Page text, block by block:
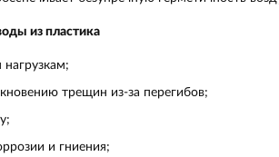
из пластика
нагрузкам;
трещин из-за перегибов;
и гниения;